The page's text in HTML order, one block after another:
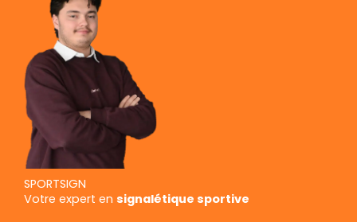
SPORTSIGN
Votre expert en signalétique sportive